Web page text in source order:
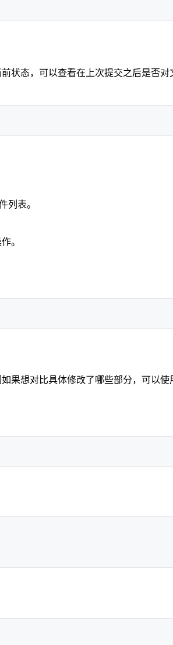
状态，可以查看在上次提交之后是否对
列表。
。
果想对比具体修改了哪些部分，可以使